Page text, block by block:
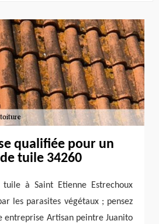
qualifiée pour un
tuile 34260
à Saint Etienne Estrechoux
les parasites végétaux ; pensez
entreprise Artisan peintre Juanito